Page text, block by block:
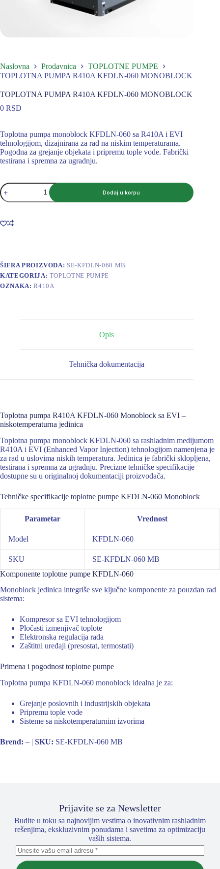
Naslovna Prodavnica
TOPLOTNE PUMPE
TOPLOTNA PUMPA R410A KFDLN-060 MONOBLOCK
TOPLOTNA PUMPA R410A KFDLN-060 MONOBLOCK
0 RSD
Toplotna pumpa monoblock KFDLN-060 sa R410A i EVI
tehnologijom, dizajnirana za rad na niskim temperaturama.
Pogodna za grejanje objekata i pripremu tople vode. Fabrički
testirana i spremna za ugradnju.
TOPLOTNA
PUMPA
R410A
060
MONOBLOCK
Dodaj u korpu
ŠIFRA PROIZVODA: SE-KFDLN-060 MB
KATEGORIJA: TOPLOTNE PUMPE
OZNAKA:R410A
Opis
Tehnička dokumentacija
Toplotna pumpa R410A KFDLN-060 Monoblock sa EVI –
niskotemperaturna jedinica
Toplotna pumpa monoblock KFDLN-060 sa rashladnim medijumom
R410A i EVI (Enhanced Vapor Injection) tehnologijom namenjena je
za rad u uslovima niskih temperatura. Jedinica je fabrički sklopljena,
testirana i spremna za ugradnju. Precizne tehničke specifikacije
dostupne su u originalnoj dokumentaciji proizvođača.
Tehničke specifikacije toplotne pumpe KFDLN-060 Monoblock
Parametar Vrednost
Model KFDLN-060
SKU
SE-KFDLN-060 MB
Komponente toplotne pumpe KFDLN-060
Monoblock jedinica integriše sve ključne komponente za pouzdan rad
sistema:
Kompresor sa EVI tehnologijom
Pločasti izmenjivač toplote
Elektronska regulacija rada
Zaštitni uređaji (presostat, termostati)
Primena i pogodnost toplotne pumpe
Toplotna pumpa KFDLN-060 monoblock idealna je za:
Grejanje poslovnih i industrijskih objekata
Pripremu tople vode
Sisteme sa niskotemperaturnim izvorima
Brend: – | SKU: SE-KFDLN-060 MB
Prijavite se za Newsletter
Budite u toku sa najnovijim vestima o inovativnim rashladnim
rešenjima, ekskluzivnim ponudama i savetima za optimizaciju
vaših sistema.